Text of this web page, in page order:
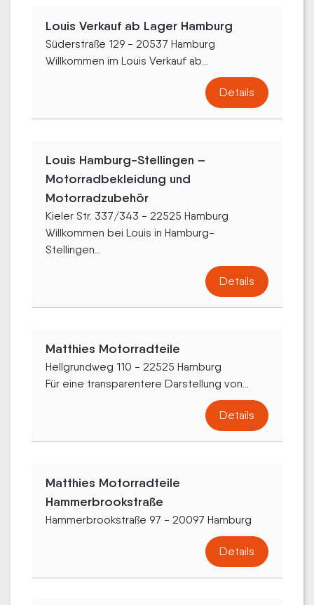
Louis Verkauf ab Lager Hamburg
Süderstraße 129 - 20537 Hamburg
Willkommen im Louis Verkauf ab...
Details
Louis Hamburg-Stellingen –
Motorradbekleidung und
Motorradzubehör
Kieler Str. 337/343 - 22525 Hamburg
Willkommen bei Louis in Hamburg-
Stellingen...
Details
Matthies Motorradteile
Hellgrundweg 110 - 22525 Hamburg
Für eine transparentere Darstellung von...
Details
Matthies Motorradteile
Hammerbrookstraße
Hammerbrookstraße 97 - 20097 Hamburg
Details